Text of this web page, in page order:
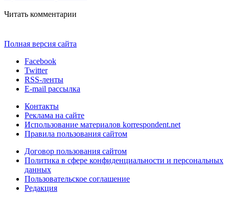
Читать комментарии
Полная версия сайта
Facebook
Twitter
RSS-ленты
E-mail рассылка
Контакты
Реклама на сайте
Использование материалов korrespondent.net
Правила пользования сайтом
Договор пользования сайтом
Политика в сфере конфиденциальности и персональных
данных
Пользовательское соглашение
Редакция